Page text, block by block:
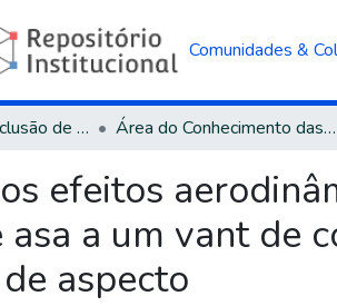
Comunidades &
Trabalhos de Conclusão de Curso Área do Conhecimento das Engenharias
efeitos
a um vant de
aspecto